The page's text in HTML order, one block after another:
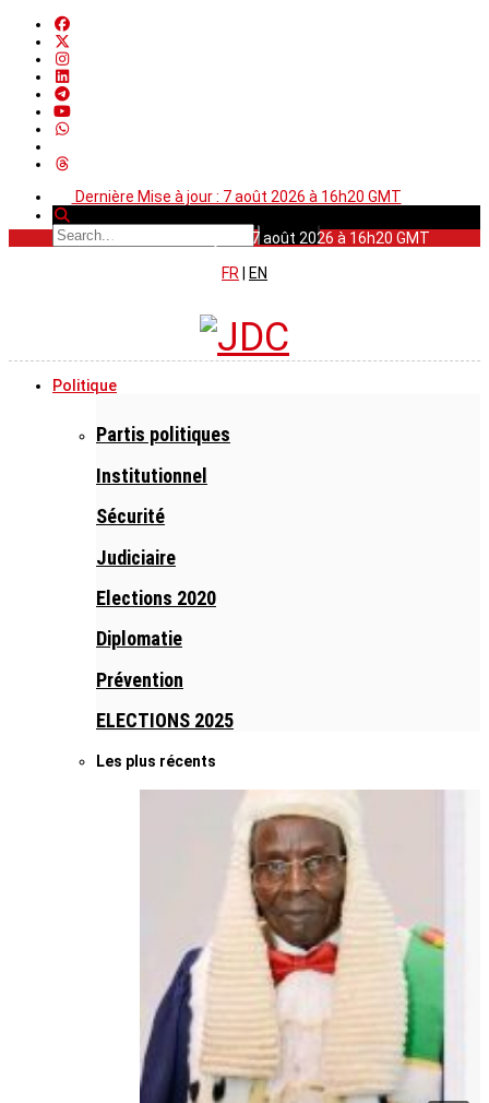
Dernière Mise à jour : 7 août 2026 à 16h20 GMT
Dernière Mise à jour : 7 août 2026 à 16h20 GMT
FR
EN
Politique
Partis politiques
Institutionnel
Sécurité
Judiciaire
Elections 2020
Diplomatie
Prévention
ELECTIONS 2025
Les plus récents